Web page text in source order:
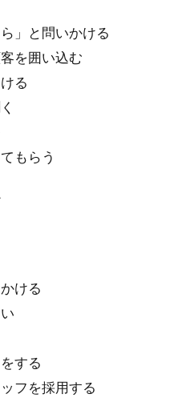
」と問いかける
を囲い込む
る
もらう
ける
する
フを採用する